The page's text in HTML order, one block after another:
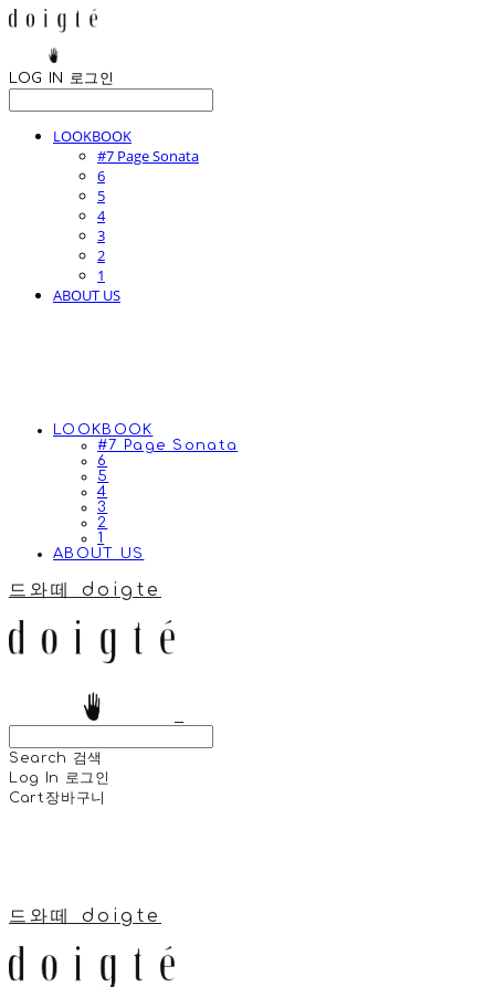
LOG IN 로그인
LOOKBOOK
#7 Page Sonata
6
5
4
3
2
1
ABOUT US
LOOKBOOK
#7 Page Sonata
6
5
4
3
2
1
ABOUT US
드와떼 doigte
Search 검색
Log In 로그인
Cart 장바구니
드와떼 doigte